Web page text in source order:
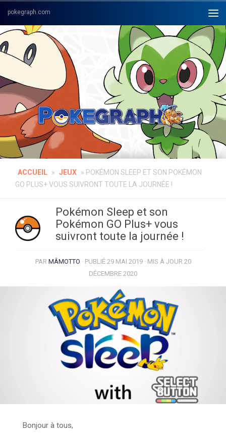
Skip to content
ACCUEIL » JEUX » POKÉMON SLEEP ET SON POKÉMON
GO PLUS+ VOUS SUIVRONT TOUTE LA JOURNÉE !
Pokémon Sleep et son
Pokémon GO Plus+ vous
suivront toute la journée !
PAR MÂMOTTO · PUBLIÉ 29 MAI 2019· MIS À JOUR 20
DÉCEMBRE 2020
Bonjour à tous,